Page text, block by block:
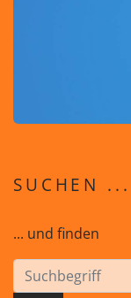
SUCHEN ...
... und finden